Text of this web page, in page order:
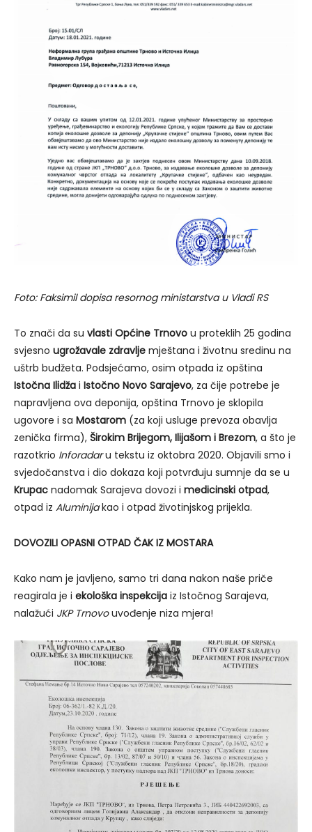
Foto: Faksimil dopisa resornog ministarstva u Vladi RS
To znači da su vlasti Općine Trnovo u proteklih 25 godina
svjesno ugrožavale zdravlje mještana i životnu sredinu na
uštrb budžeta. Podsjećamo, osim otpada iz opština
Istočna Ilidža i Istočno Novo Sarajevo, za čije potrebe je
napravljena ova deponija, opština Trnovo je sklopila
ugovore i sa Mostarom (za koji usluge prevoza obavlja
zenička firma), Širokim Brijegom, Ilijašom i Brezom, a što je
razotkrio Inforadaru tekstu iz oktobra 2020. Objavili smo i
svjedočanstva i dio dokaza koji potvrđuju sumnje da se u
Krupac nadomak Sarajeva dovozi i medicinski otpad,
otpad iz Aluminijakao i otpad životinjskog prijekla.
DOVOZILI OPASNI OTPAD ČAK IZ MOSTARA
Kako nam je javljeno, samo tri dana nakon naše priče
reagirala je i ekološka inspekcija iz Istočnog Sarajeva,
nalažući JKP Trnovouvođenje niza mjera!